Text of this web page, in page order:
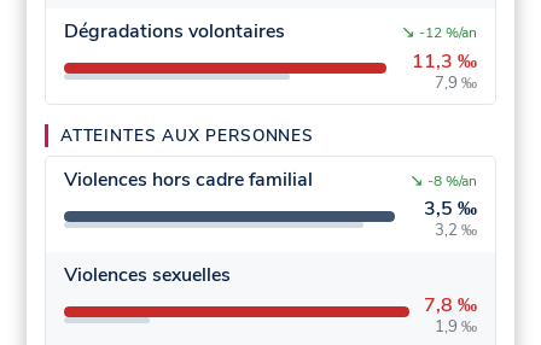
Dégradations volontaires
11,3 ‰
7,9 ‰
↘ -12 %/an
ATTEINTES AUX PERSONNES
Violences hors cadre familial
3,5 ‰
3,2 ‰
↘ -8 %/an
Violences sexuelles
7,8 ‰
1,9 ‰